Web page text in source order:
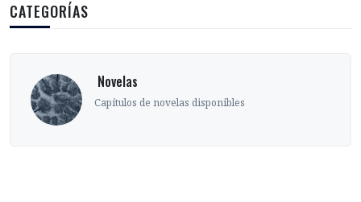
CATEGORÍAS
‎ Novelas
Capítulos de novelas disponibles